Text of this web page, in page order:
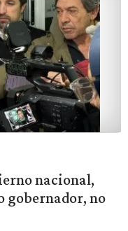
nacional,
gobernador, no